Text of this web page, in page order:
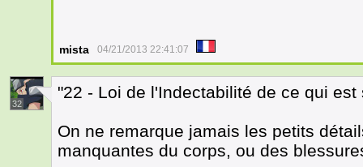
mista 04/21/2013 22:41:07
32
"22 - Loi de l'Indectabilité de ce qui
On ne remarque jamais les petits
manquantes du corps, ou des